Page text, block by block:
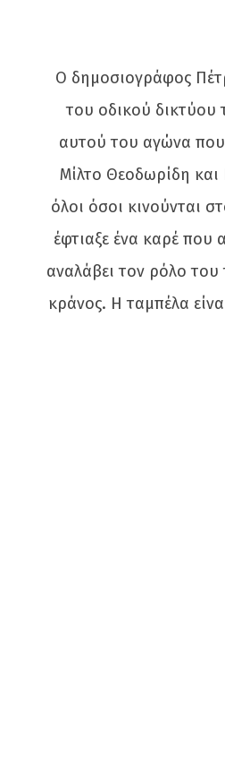
Ο δημοσιογράφος
του οδικού δικτύου
αυτού του αγώνα που
Μίλτο Θεοδωρίδη και
όλοι όσοι κινούνται
έφτιαξε ένα καρέ
αναλάβει τον ρόλο του
κράνος. Η ταμπέλα